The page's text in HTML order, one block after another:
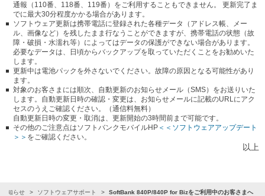
通報（110番、118番、119番）をご利用することもできません。 更新完了ま
でに最大30分程度かかる場合があります。
ソフトウェア更新は携帯電話に登録された各種データ（アドレス帳、メー
ル、画像など）を残したまま行なうことができますが、携帯電話の状態（故
障・破損・水濡れ等）によってはデータの保護ができない場合があります。
必要なデータは、日頃からバックアップを取っていただくことをお勧めいた
します。
更新中は電池パックを外さないでください。故障の原因となる可能性があり
ます。
対象のお客さまには順次、自動更新のお知らせメール（SMS）をお送りいた
します。自動更新日時の確認・変更は、お知らせメールに記載のURLにアク
セスのうえご確認ください。（通信料無料）
自動更新日時の変更・取消は、更新開始の3時間前まで可能です。
その他のご注意点はソフトバンクモバイルHP ＜＜ソフトウェアアップデート
＞＞ をご確認ください。
以上
お知らせ ソフトウェアサポート SoftBank 840P/840P for Bizをご利用中のお客さまへ